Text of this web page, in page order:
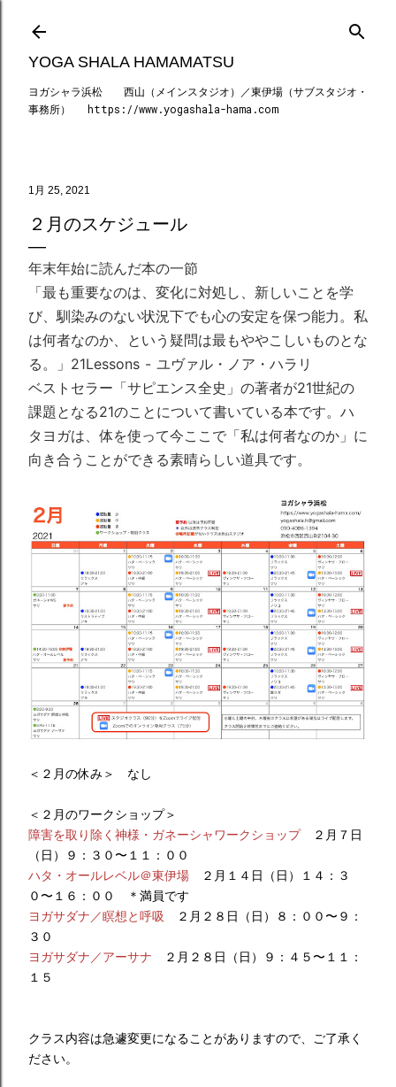
スキップしてメイン コンテンツに移動
YOGA SHALA HAMAMATSU
ヨガシャラ浜松 西山（メインスタジオ）／東伊場（サブスタジオ・
事務所） https://www.yogashala-hama.com
1月 25, 2021
２月のスケジュール
年末年始に読んだ本の一節
「最も重要なのは、変化に対処し、 新しいことを学
び、馴染みのない状況下でも心の安定を保つ能力。 私
は何者なのか、という疑問は最もややこしいものとな
る。」 21Lessons - ユヴァル・ノア・ハラリ
ベストセラー「サピエンス全史」 の著者が21世紀の
課題となる21のことについて書いている本です。ハ
タヨガは、体を使って今ここで「私は何者なのか」 に
向き合うことができる素晴らしい道具です。
＜２月の休み＞ なし
＜２月のワークショップ＞
障害を取り除く神様・ガネーシャワークショップ２月７日
（日）９：３０〜１１：００
ハタ・オールレベル＠東伊場 ２月１４日（日）１４：３
０〜１６：００ ＊満員です
ヨガサダナ／瞑想と呼吸
２月２８日（日）８：００〜９：
３０
ヨガサダナ／アーサナ ２月２８日（日）９：４５〜１１：
１５
クラス内容は急遽変更になることがありますので、ご了承く
ださい。